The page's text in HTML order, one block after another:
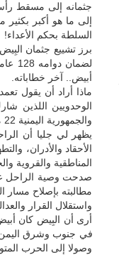
جثمانه إلى مسقط
إلى ما هو أكبر
السلطة بحكم الأعداء!
أبيض.. آخر خطاباته.
ماذا أراد أن يقول
والجمهورية اليمنية 22 مايو 1990م؟!...
يظهر لي جليا أن
الأحقاد والأدران،
المناطقية والقروية
صدحت وصية الراحل
مطالبته بإصلاح
واستقلال القرار
أرى أن البِيض كان
وصولا إلى الحرب